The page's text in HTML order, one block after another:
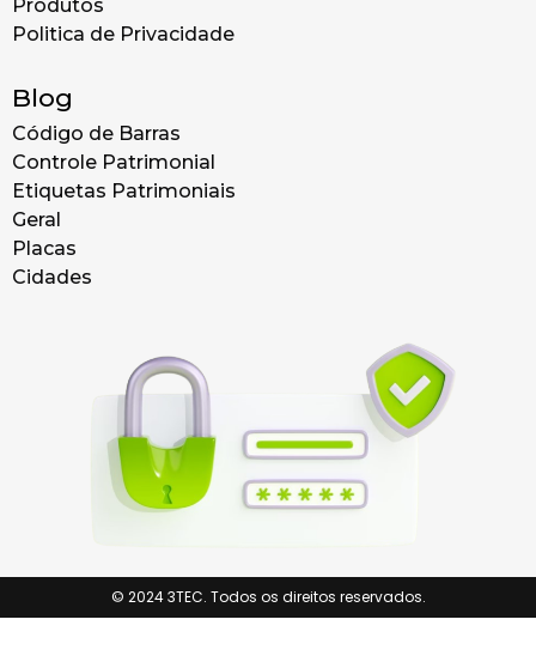
Produtos
Politica de Privacidade
Blog
Código de Barras
Controle Patrimonial
Etiquetas Patrimoniais
Geral
Placas
Cidades
© 2024 3TEC. Todos os direitos reservados.